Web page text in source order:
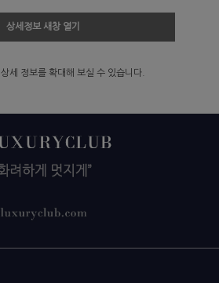
상세정보 새창 열기
상세 정보를 확대해 보실 수 있습니다.